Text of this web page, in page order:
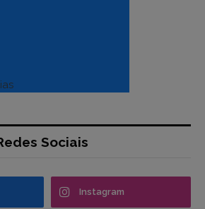
Sociais
Instagram